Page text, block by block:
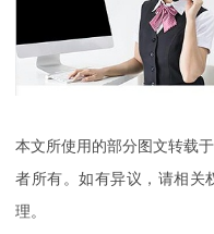
本文所使用的部分图文转载
者所有。如有异议，请相关
理。